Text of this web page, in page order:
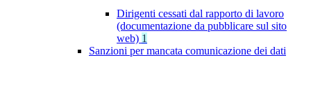
Dirigenti cessati dal rapporto di lavoro
(documentazione da pubblicare sul sito
web) 1
Sanzioni per mancata comunicazione dei dati